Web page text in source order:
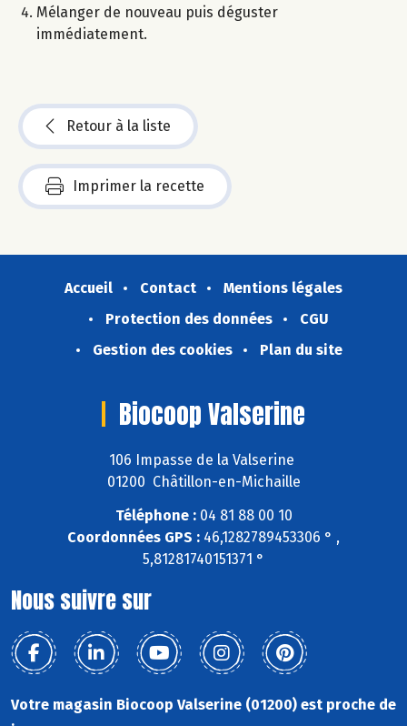
Mélanger de nouveau puis déguster
immédiatement.
Retour à la liste
Imprimer la recette
Accueil Contact
Mentions légales
Protection des données
CGU
Gestion des cookies
Plan du site
Biocoop Valserine
106 Impasse de la Valserine
01200 Châtillon-en-Michaille
Téléphone :04 81 88 00 10
Coordonnées GPS : 46,1282789453306 ° ,
5,81281740151371 °
Nous suivre sur
Votre magasin Biocoop Valserine (01200) est proche de